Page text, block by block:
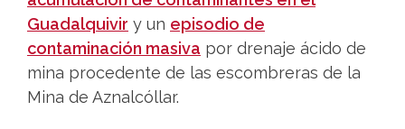
Guadalquivir y un episodio de
contaminación masiva por drenaje ácido de
mina procedente de las escombreras de la
Mina de Aznalcóllar.